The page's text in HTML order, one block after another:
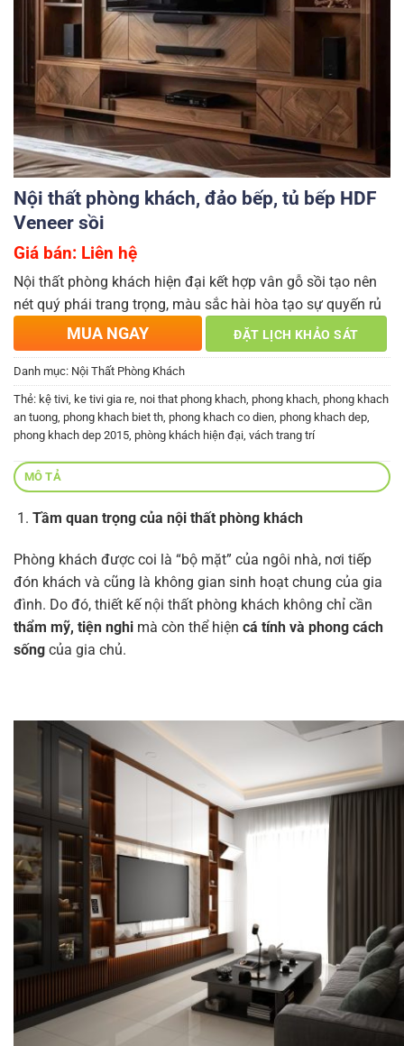
Nội thất phòng khách, đảo bếp, tủ bếp HDF
Veneer sồi
Giá bán: Liên hệ
Nội thất phòng khách hiện đại kết hợp vân gỗ sồi tạo nên
nét quý phái trang trọng, màu sắc hài hòa tạo sự quyến rủ
MUA NGAY ĐẶT LỊCH KHẢO SÁT
Danh mục: Nội Thất Phòng Khách
Thẻ: kệ tivi, ke tivi gia re, noi that phong khach, phong khach, phong khach
an tuong, phong khach biet th, phong khach co dien, phong khach dep,
phong khach dep 2015, phòng khách hiện đại, vách trang trí
MÔ TẢ
Tầm quan trọng của nội thất phòng khách
Phòng khách được coi là “bộ mặt” của ngôi nhà, nơi tiếp
đón khách và cũng là không gian sinh hoạt chung của gia
đình. Do đó, thiết kế nội thất phòng khách không chỉ cần
thẩm mỹ, tiện nghi mà còn thể hiện cá tính và phong cách
sống của gia chủ.